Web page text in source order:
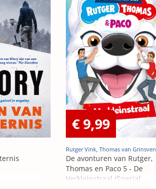
€ 9,99
Rutger Vink, Thomas van Grinsven
De avonturen van Rutger,
Thomas en Paco 5 - De
Verkleinstraal (Special